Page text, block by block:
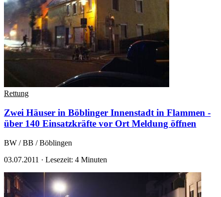
Rettung
Zwei Häuser in Böblinger Innenstadt in Flammen -
über 140 Einsatzkräfte vor Ort Meldung öffnen
BW / BB / Böblingen
03.07.2011 · Lesezeit: 4 Minuten